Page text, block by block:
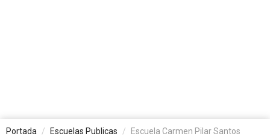
Portada Escuelas Publicas Escuela Carmen Pilar Santos